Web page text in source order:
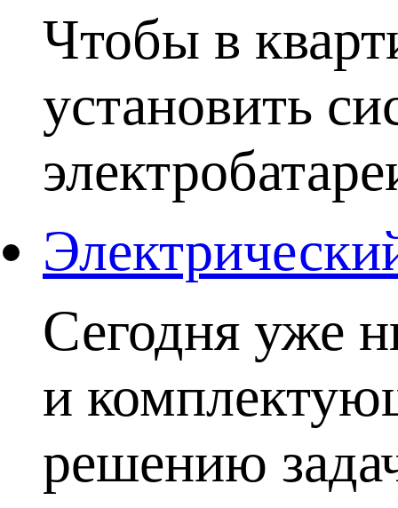
Чтобы в
установить
Сегодня уже
и
решению